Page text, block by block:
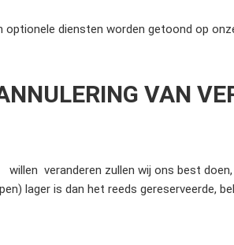
optionele diensten worden getoond op
VAN
veranderen zullen wij ons best
lager is dan het reeds gereserveerde,